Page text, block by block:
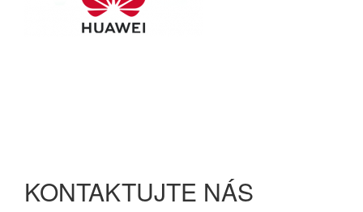
KONTAKTUJTE NÁS